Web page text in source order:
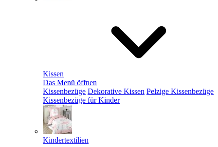
Kissen
Das Menü öffnen
Kissenbezüge Dekorative Kissen Pelzige Kissenbezüge
Kissenbezüge für Kinder
Kindertextilien